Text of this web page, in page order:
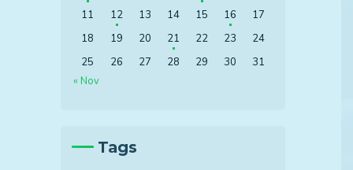
11
12 13 14 15 16
17
18
19 20 21 22 23
24
25
26 27 28 29 30
31
« Nov
Tags